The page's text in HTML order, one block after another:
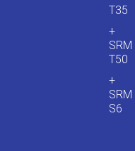
T35
+
SRM
T50
+
SRM
S6